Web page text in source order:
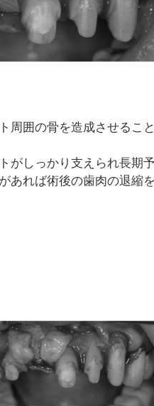
周囲の骨を造成させるこ
がしっかり支えられ長期
あれば術後の歯肉の退縮